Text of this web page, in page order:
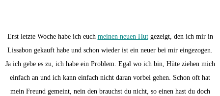
Erst letzte Woche habe ich euch meinen neuen Hutgezeigt, den ich mir in
Lissabon gekauft habe und schon wieder ist ein neuer bei mir eingezogen.
Ja ich gebe es zu, ich habe ein Problem. Egal wo ich bin, Hüte ziehen mich
einfach an und ich kann einfach nicht daran vorbei gehen. Schon oft hat
mein Freund gemeint, nein den brauchst du nicht, so einen hast du doch